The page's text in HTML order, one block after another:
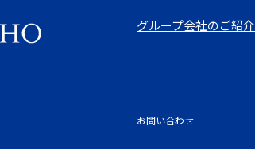
グループ会社のご紹介
お問い合わせ